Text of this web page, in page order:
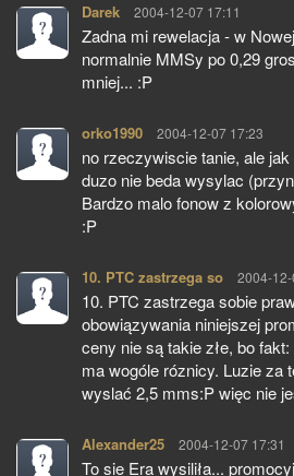
Darek pisze:
2004-12-07 17:11
Zadna mi rewelacja - w
normalnie MMSy po 0,29
mniej... :P
orko1990 pisze:
2004-12-07 17:23
no rzeczywiscie tanie, ale
duzo nie beda wysylac
Bardzo malo fonow z
:P
10. PTC zastrzega so pisze:
2004-
10. PTC zastrzega sobie
obowiązywania niniejszej
ceny nie są takie złe, bo
ma wogóle róznicy. Luzie za
wyslać 2,5 mms:P więc nie
Alexander25 pisze:
2004-12-07 17:31
To sie Era wysiliła...